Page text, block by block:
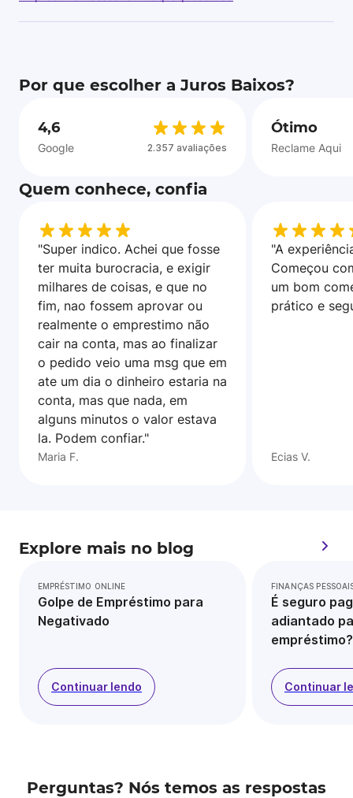
Por que escolher a Juros Baixos?
4,6
Google 2.357 avaliações
Ótimo
Reclame Aqui
Quem conhece, confia
"Super indico. Achei que fosse
ter muita burocracia, e exigir
milhares de coisas, e que no
fim, nao fossem aprovar ou
realmente o emprestimo não
cair na conta, mas ao finalizar
o pedido veio uma msg que em
ate um dia o dinheiro estaria na
conta, mas que nada, em
alguns minutos o valor estava
la. Podem confiar."
Maria F.
"A
Começou
um bom
prático e
Ecias V.
Explore mais no blog
EMPRÉSTIMO ONLINE
Golpe de Empréstimo para
Negativado
Continuar lendo
FINANÇAS
É seguro
adiantado
empréstimo?
Continuar
Perguntas? Nós temos as respostas